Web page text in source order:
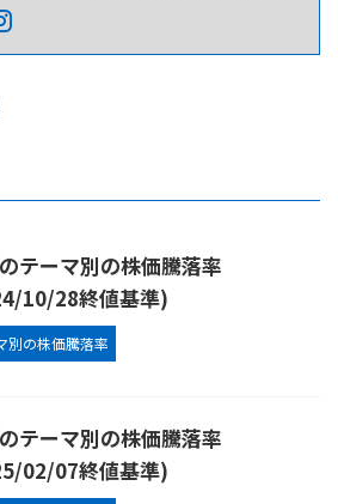
テーマ別の株価騰落率
10/28終値基準)
別の株価騰落率
テーマ別の株価騰落率
02/07終値基準)